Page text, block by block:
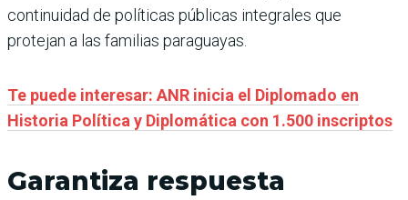
continuidad de políticas públicas integrales que
protejan a las familias paraguayas.
Te puede interesar: ANR inicia el Diplomado en
Historia Política y Diplomática con 1.500 inscriptos
Garantiza respuesta